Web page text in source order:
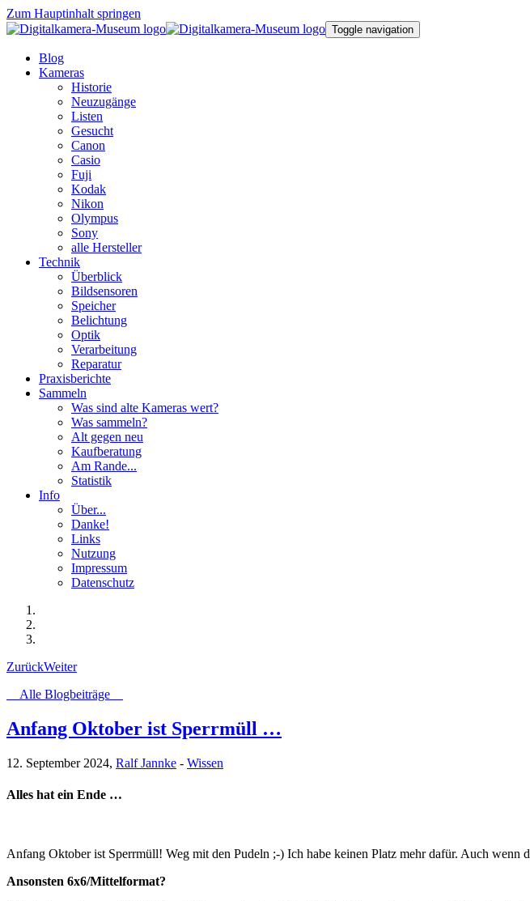
Zum Hauptinhalt springen
Toggle navigation
Blog
Kameras
Historie
Neuzugänge
Listen
Gesucht
Canon
Casio
Fuji
Kodak
Nikon
Olympus
Sony
alle Hersteller
Technik
Überblick
Bildsensoren
Speicher
Belichtung
Optik
Verarbeitung
Reparatur
Praxisberichte
Sammeln
Was sind alte Kameras wert?
Was sammeln?
Alt gegen neu
Kaufberatung
Am Rande...
Statistik
Info
Über...
Danke!
Links
Nutzung
Impressum
Datenschutz
ZurückWeiter
Alle Blogbeiträge
Anfang Oktober ist Sperrmüll …
12. September 2024, Ralf Jannke - Wissen
Alles hat ein Ende …
Anfang Oktober ist Sperrmüll! Weg mit den Pudeln ;-) Ich habe keinen Platz mehr dafür. Auch wenn
Ansonsten 6x6/Mittelformat?